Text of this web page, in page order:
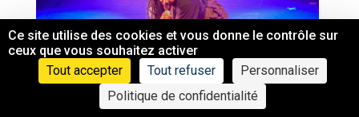
Ce site utilise des cookies et vous donne le contrôle sur
ceux que vous souhaitez activer
Tout accepter
Tout refuser
Personnaliser
Politique de confidentialité